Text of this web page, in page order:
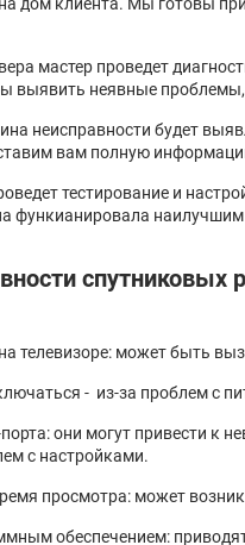
мастер проведет
выявить неявные
неисправности будет
вам полную
тестирование и
функианировала
спутниковых
на телевизоре: может быть
- из-за проблем с
они могут привести к
с настройками.
просмотра: может
обеспечением: